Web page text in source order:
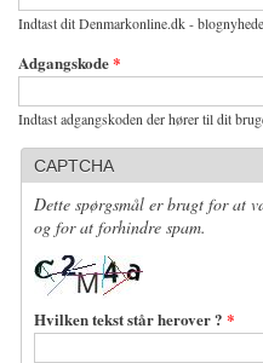
Indtast dit Denmarkonline.dk -
Adgangskode*
Indtast adgangskoden der hører til dit
CAPTCHA
Dette spørgsmål er brugt for at
og for at forhindre spam.
Hvilken tekst står herover ? *